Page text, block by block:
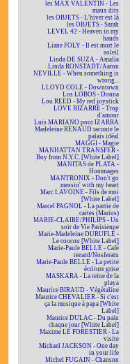
les MAX VALENTIN - Les
maux dits
les OBJETS - L'hiver est là
les OBJETS - Sarah
LEVEL 42 - Heaven in my
hands
Liane FOLY - Il est mort le
soleil
Linda DE SUZA - Amalia
Linda RONSTADT/Aaron
NEVILLE - When something is
wrong...
LLOYD COLE - Downtown
Los LOBOS - Donna
Lou REED - My red joystick
LOVE BIZARRE - Trop
d'amour
Luis MARIANO pour IZARRA
Madeleine RENAUD raconte le
palais idéal
MAGGI - Magie
MANHATTAN TRANSFER -
Boy from N.Y.C. [White Label]
MANITAS de PLATA -
Hommages
MANTRONIX - Don't go
messin' with my heart
Marc LAVOINE - Fils de moi
[White Label]
Marcel PAGNOL - La partie de
cartes (Marius)
MARIE-CLAIRE/PHILIPS - Un
soir de Vie Parisienne
Marie-Madeleine DURUFLÉ -
Le coucou [White Label]
Marie-Paule BELLE - Café
renard/Nosferatu
Marie-Paule BELLE - La petite
écriture grise
MASKARA - La reine de la
playa
Maurice BIRAUD - Végétaline
Maurice CHEVALIER - Si c'est
ça la musique à papa [White
Label]
Maurice DULAC - Du pain
chaque jour [White Label]
Maxime LE FORESTIER - La
visite
Michael JACKSON - One day
in your life
Michel FUGAIN - Chanson